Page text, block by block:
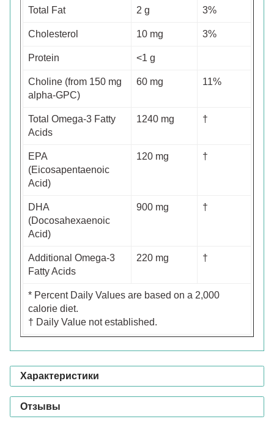
Total Fat 2 g 3%
Cholesterol 10 mg 3%
Protein <1 g
Choline (from 150 mg
alpha-GPC)
60 mg 11%
Total Omega-3 Fatty
Acids
1240 mg †
EPA
(Eicosapentaenoic
Acid)
120 mg †
DHA
(Docosahexaenoic
Acid)
900 mg †
Additional Omega-3
Fatty Acids
220 mg †
* Percent Daily Values are based on a 2,000
calorie diet.
† Daily Value not established.
Характеристики
Отзывы